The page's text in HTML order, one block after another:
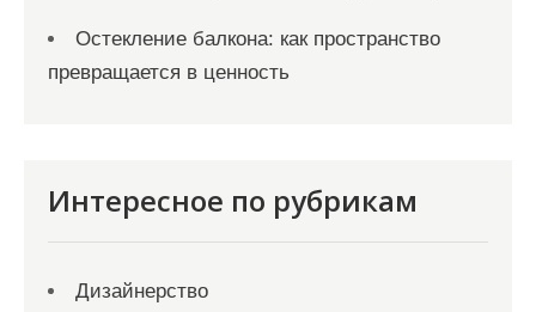
Остекление балкона: как пространство
превращается в ценность
Интересное по рубрикам
Дизайнерство